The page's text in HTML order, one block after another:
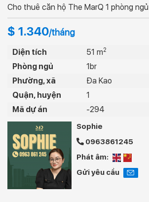
Cho thuê căn hộ The MarQ 1 phòng ngủ
$ 1.340/tháng
Diện tích 51 m2
Phòng ngủ
1br
Phường, xã
Đa Kao
Quận, huyện
1
Mã dự án
-294
Sophie
0963861245
Phát âm:
Gửi yêu cầu